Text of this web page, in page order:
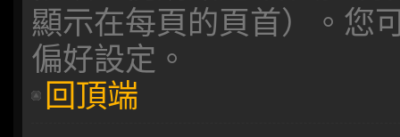
顯示在每頁的頁首）。您
偏好設定。
回頂端